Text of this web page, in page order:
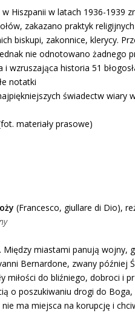
Hiszpanii w latach 1936-1939
zakazano praktyk
biskupi, zakonnice, klerycy.
nie odnotowano żadnego
wzruszająca historia 51
notatki
świadectw
materiały prasowe)
(Francesco, giullare di Dio),
Między miastami panują wojny,
Bernardone, zwany później
miłości do bliźniego, dobroci i
o poszukiwaniu drogi do
nie ma miejsca na korupcję i